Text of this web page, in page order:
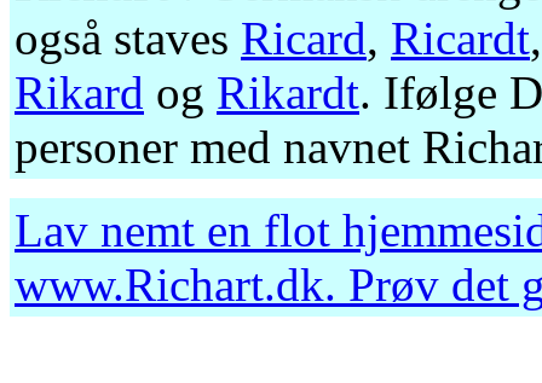
også staves Ricard, Ricardt
Rikard og Rikardt. Ifølge
personer med navnet
Lav nemt en flot
www.Richart.dk. Prøv det